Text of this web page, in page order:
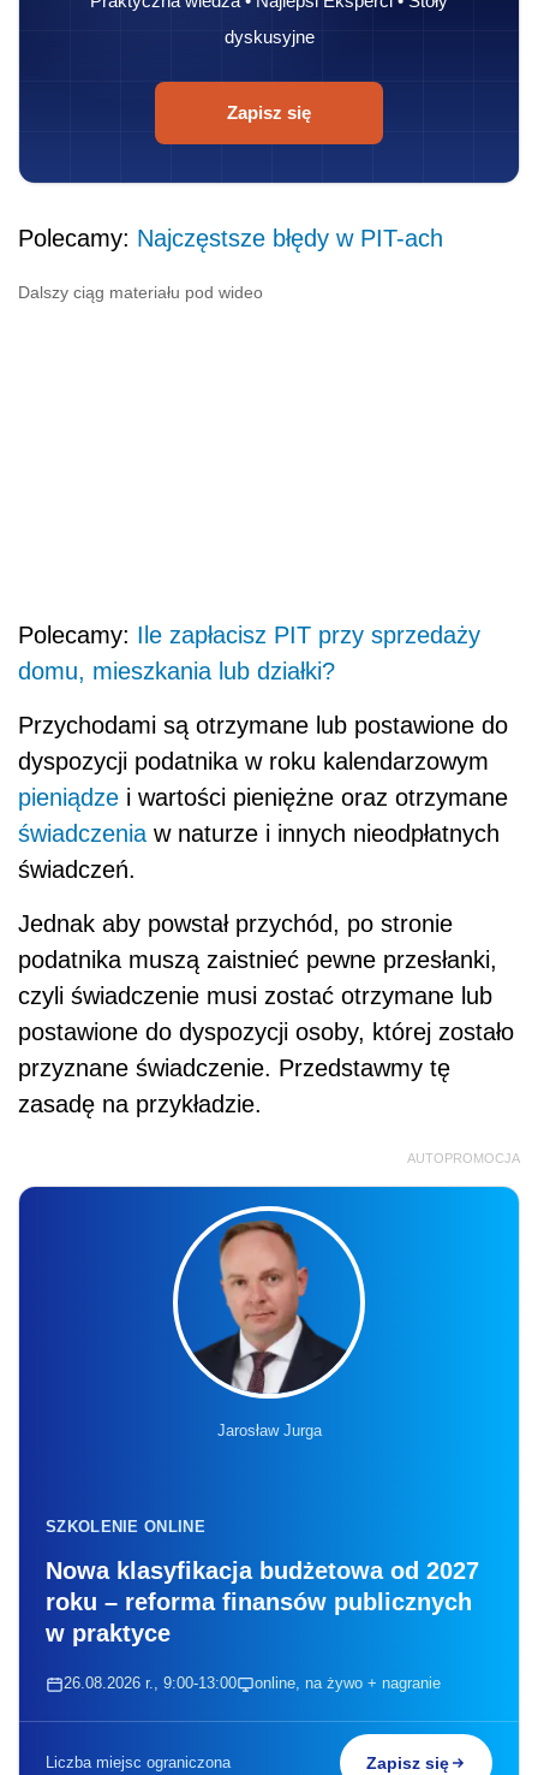
dyskusyjne
Zapisz się
Polecamy: Najczęstsze błędy w PIT-ach
Dalszy ciąg materiału pod wideo
Polecamy: Ile zapłacisz PIT przy sprzedaży
domu, mieszkania lub działki?
Przychodami są otrzymane lub postawione do
dyspozycji podatnika w roku kalendarzowym
pieniądze i wartości pieniężne oraz otrzymane
świadczenia w naturze i innych nieodpłatnych
świadczeń.
Jednak aby powstał przychód, po stronie
podatnika muszą zaistnieć pewne przesłanki,
czyli świadczenie musi zostać otrzymane lub
postawione do dyspozycji osoby, której zostało
przyznane świadczenie. Przedstawmy tę
zasadę na przykładzie.
AUTOPROMOCJA
Jarosław Jurga
SZKOLENIE ONLINE
Nowa klasyfikacja budżetowa od 2027
roku – reforma finansów publicznych
w praktyce
26.08.2026 r., 9:00-13:00 online, na żywo + nagranie
Liczba miejsc ograniczona Zapisz się